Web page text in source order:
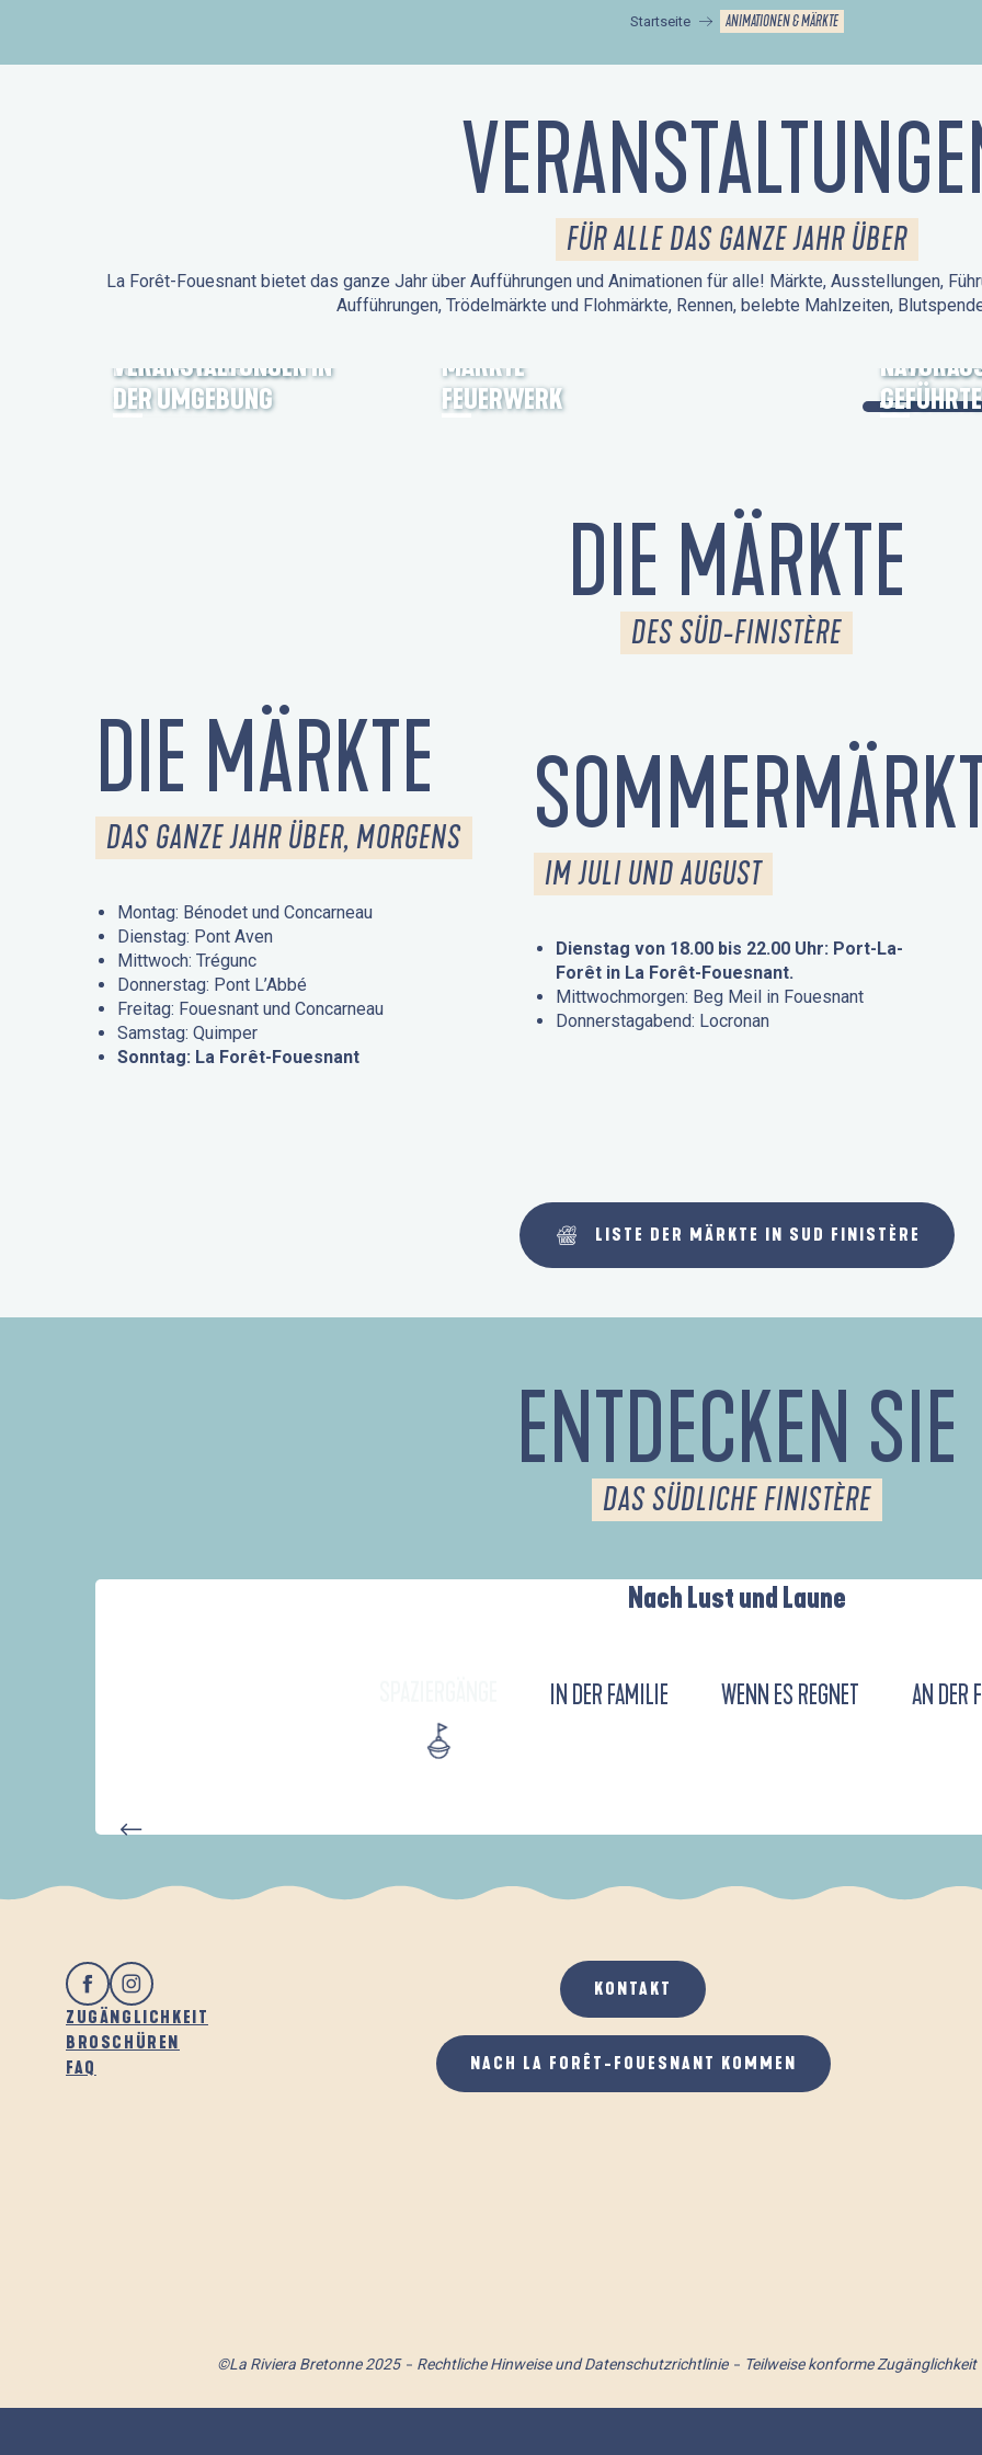
Startseite ANIMATIONEN & MÄRKTE
FÜR ALLE DAS GANZE JAHR ÜBER
La Forêt-Fouesnant bietet das ganze Jahr über Aufführungen und Animationen für alle! Märkte, Ausstellungen,
Aufführungen, Trödelmärkte und Flohmärkte, Rennen, belebte Mahlzeiten,
FORÊT-FOUESNANT
VERANSTALTUNGEN IN
DER UMGEBUNG
MÄRKTE
FEUERWERK
TAGE DES
DIE MÄRKTE
DES SÜD-FINISTÈRE
DIE MÄRKTE
DAS GANZE JAHR ÜBER, MORGENS
Montag: Bénodet und Concarneau
Dienstag: Pont Aven
Mittwoch: Trégunc
Donnerstag: Pont L’Abbé
Freitag: Fouesnant und Concarneau
Samstag: Quimper
Sonntag: La Forêt-Fouesnant
IM JULI UND AUGUST
Dienstag von 18.00 bis 22.00 Uhr: Port-La-
Forêt in La Forêt-Fouesnant.
Mittwochmorgen: Beg Meil in Fouesnant
Donnerstagabend: Locronan
LISTE DER MÄRKTE IN SUD FINISTÈRE
ENTDECKEN SIE
DAS SÜDLICHE FINISTÈRE
Nach Lust und Laune
IN DER FAMILIE WENN ES REGNET AN DER
ZUGÄNGLICHKEIT
BROSCHÜREN
FAQ
KONTAKT
NACH LA FORÊT-FOUESNANT KOMMEN
©La Riviera Bretonne 2025 Rechtliche Hinweise und Datenschutzrichtlinie Teilweise konforme Zugänglichkeit